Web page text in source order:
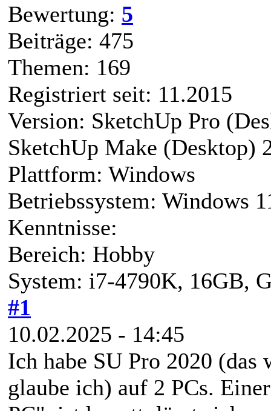
Bewertung: 5
Beiträge: 475
Themen: 169
Registriert seit: 11.2015
Version: SketchUp Pro
SketchUp Make (Desktop)
Plattform: Windows
Betriebssystem: Windows
Kenntnisse:
Bereich: Hobby
System: i7-4790K, 16GB,
#1
10.02.2025 - 14:45
Ich habe SU Pro 2020 (das
glaube ich) auf 2 PCs.